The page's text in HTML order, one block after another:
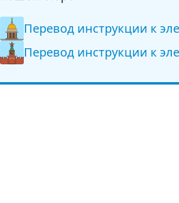
Перевод инструкции к
Перевод инструкции к